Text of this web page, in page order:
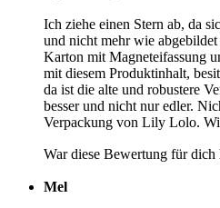
Ich ziehe einen Stern ab, da
und nicht mehr wie
Karton mit Magneteifassung
mit diesem Produktinhalt,
da ist die alte und robustere
besser und nicht nur edler.
Verpackung von Lily Lolo.
War diese Bewertung für dich
Mel